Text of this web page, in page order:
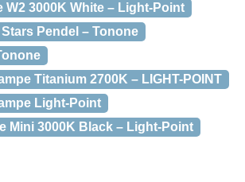
3000K White – Light-Point
Pendel – Tonone
Titanium 2700K – LIGHT-POINT
Light-Point
Mini 3000K Black – Light-Point